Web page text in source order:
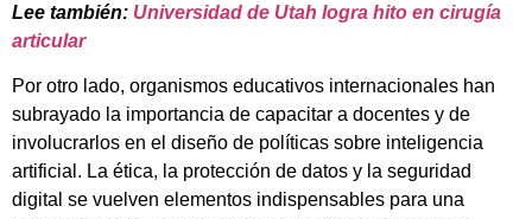
Lee también: Universidad de Utah logra hito en cirugía
articular
Por otro lado, organismos educativos internacionales han
subrayado la importancia de capacitar a docentes y de
involucrarlos en el diseño de políticas sobre inteligencia
artificial. La ética, la protección de datos y la seguridad
digital se vuelven elementos indispensables para una